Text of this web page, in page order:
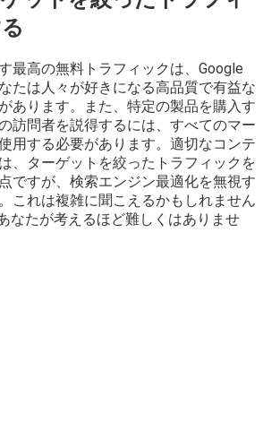
最高の無料トラフィックは、Google
たは人々が好きになる高品質で有益な
あります。また、特定の製品を購入す
訪問者を説得するには、すべてのマー
用する必要があります。適切なコンテ
、ターゲットを絞ったトラフィックを
ですが、検索エンジン最適化を無視す
これは複雑に聞こえるかもしれません
なたが考えるほど難しくはありませ